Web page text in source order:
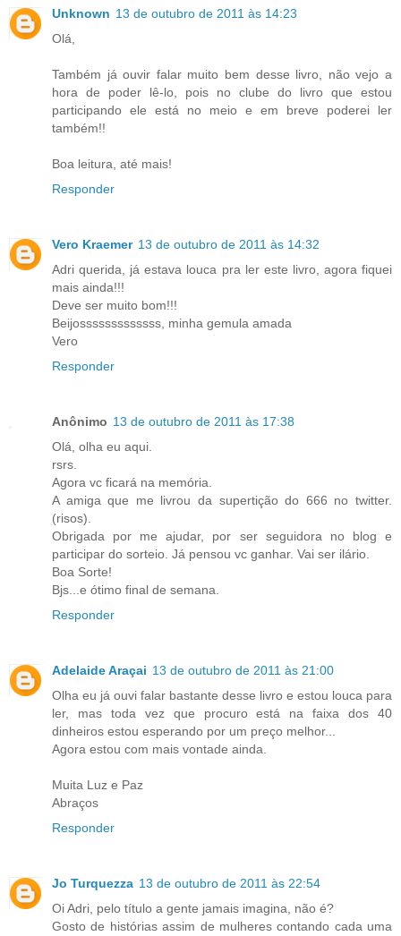
Unknown 13 de outubro de 2011 às 14:23
Olá,
Também já ouvir falar muito bem desse livro, não vejo a
hora de poder lê-lo, pois no clube do livro que estou
participando ele está no meio e em breve poderei ler
também!!
Boa leitura, até mais!
Responder
Vero Kraemer 13 de outubro de 2011 às 14:32
Adri querida, já estava louca pra ler este livro, agora fiquei
mais ainda!!!
Deve ser muito bom!!!
Beijosssssssssssss, minha gemula amada
Vero
Responder
Anônimo 13 de outubro de 2011 às 17:38
Olá, olha eu aqui.
rsrs.
Agora vc ficará na memória.
A amiga que me livrou da supertição do 666 no twitter.
(risos).
Obrigada por me ajudar, por ser seguidora no blog e
participar do sorteio. Já pensou vc ganhar. Vai ser ilário.
Boa Sorte!
Bjs...e ótimo final de semana.
Responder
Adelaide Araçai 13 de outubro de 2011 às 21:00
Olha eu já ouvi falar bastante desse livro e estou louca para
ler, mas toda vez que procuro está na faixa dos 40
dinheiros estou esperando por um preço melhor...
Agora estou com mais vontade ainda.
Muita Luz e Paz
Abraços
Responder
Jo Turquezza 13 de outubro de 2011 às 22:54
Oi Adri, pelo título a gente jamais imagina, não é?
Gosto de histórias assim de mulheres contando cada uma